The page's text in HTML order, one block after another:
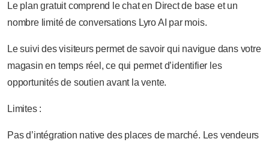
Le plan gratuit comprend le chat en Direct de base et un
nombre limité de conversations Lyro AI par mois.
Le suivi des visiteurs permet de savoir qui navigue dans votre
magasin en temps réel, ce qui permet d’identifier les
opportunités de soutien avant la vente.
Limites :
Pas d’intégration native des places de marché. Les vendeurs